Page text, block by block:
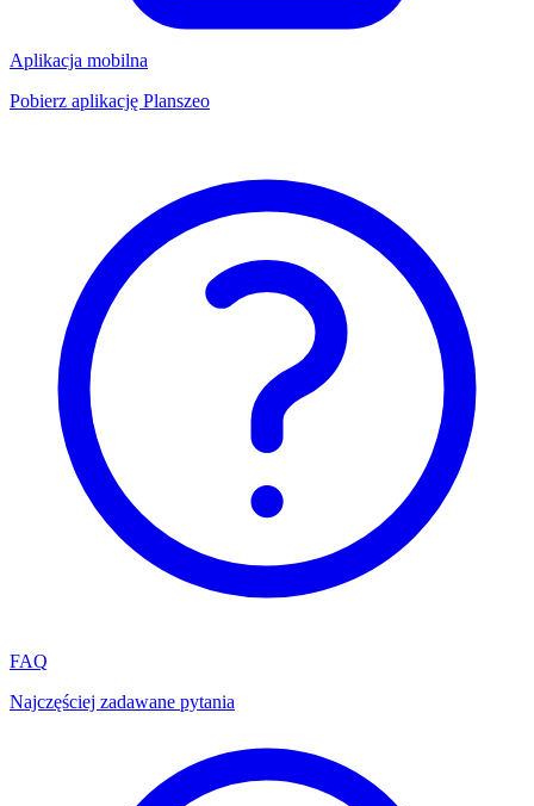
Aplikacja mobilna
Pobierz aplikację Planszeo
FAQ
Najczęściej zadawane pytania